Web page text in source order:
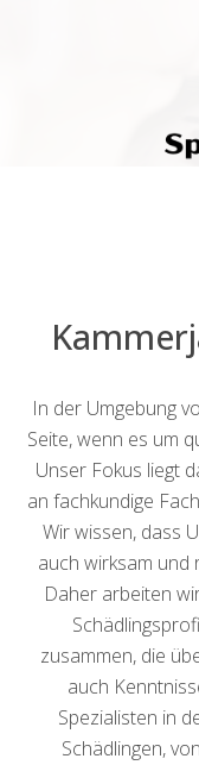
In der Umgebung
Seite, wenn es um
Unser Fokus liegt
an fachkundige
Wir wissen, dass
auch wirksam und
Daher arbeiten
zusammen, die
auch
Spezialisten in
Schädlingen,